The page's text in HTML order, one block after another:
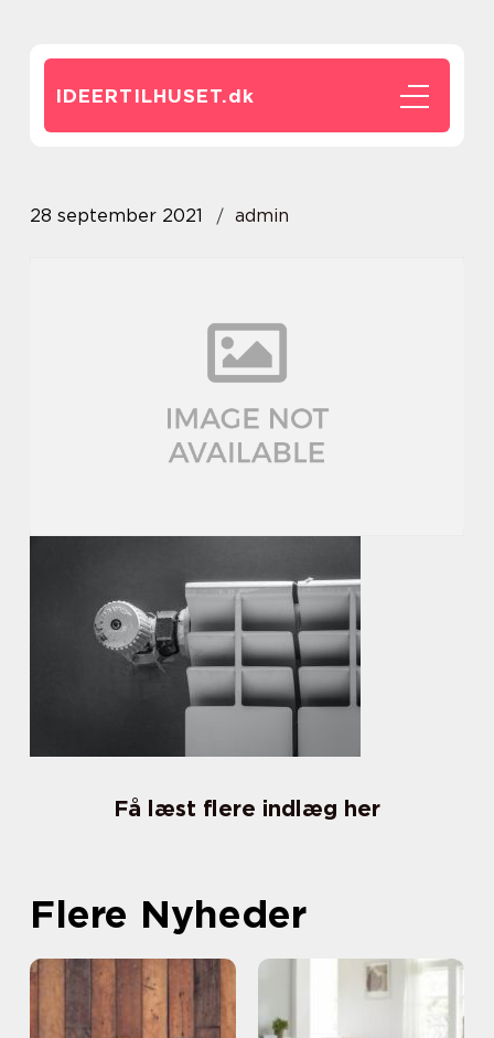
IDEERTILHUSET.dk
28 september 2021 admin
Få læst flere indlæg her
Flere Nyheder